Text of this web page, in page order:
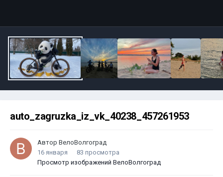
auto_zagruzka_iz_vk_40238_457261953
Автор ВелоВолгоград
16 января
83 просмотра
Просмотр изображений ВелоВолгоград